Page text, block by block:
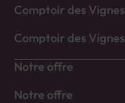
Comptoir des Vignes
Comptoir des Vignes
Notre offre
Notre offre